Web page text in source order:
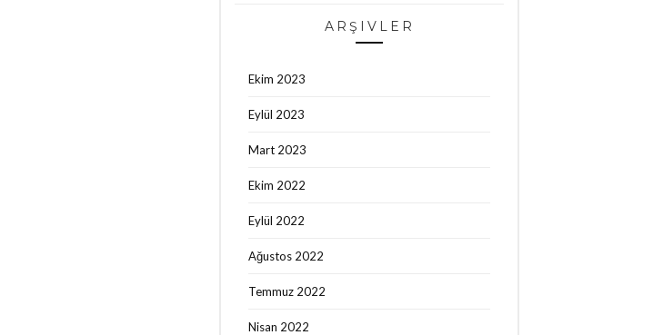
Karşı Şampuan İncelemesi
/ 8. Seans
ARŞIVLER
Ekim 2023
Eylül 2023
Mart 2023
Ekim 2022
Eylül 2022
Ağustos 2022
Temmuz 2022
Nisan 2022